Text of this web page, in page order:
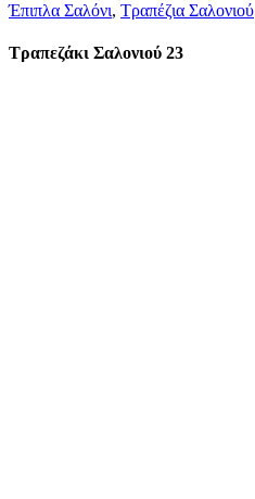
Έπιπλα Σαλόνι, Τραπέζια Σαλονιού
Τραπεζάκι Σαλονιού 23